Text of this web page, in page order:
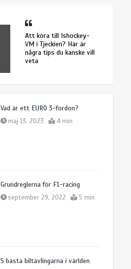
Att köra till Ishockey-
VM i Tjeckien? Här är
några tips du kanske vill
veta
Vad är ett EURO 3-fordon?
maj 13, 2023 4 min
Grundreglerna för F1-racing
september 29, 2022 5 min
5 bästa biltävlingarna i världen